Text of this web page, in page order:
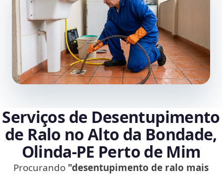
Serviços de Desentupimento
de Ralo no Alto da Bondade,
Olinda‑PE Perto de Mim
Procurando "desentupimento de ralo mais